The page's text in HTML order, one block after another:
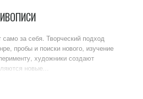
само за себя. Творческий подход
пробы и поиски нового, изучение
художники создают
новые...